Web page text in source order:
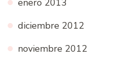
enero 2013
diciembre 2012
noviembre 2012